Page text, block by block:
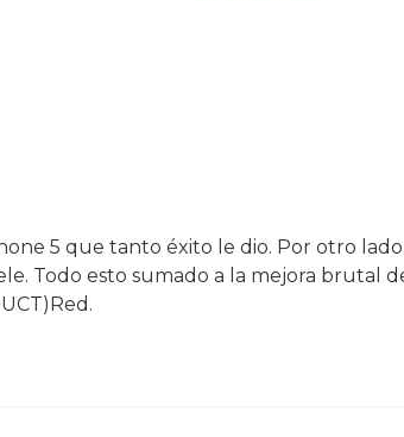
5 que tanto éxito le dio. Por otro
Todo esto sumado a la mejora brutal